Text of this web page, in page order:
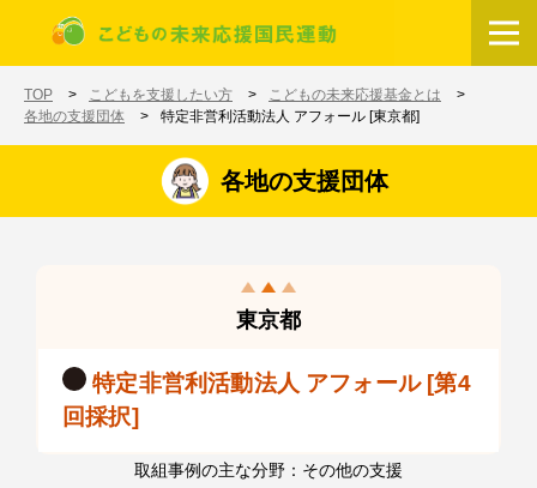
メインコンテンツに移動
TOP こどもを支援したい方
こどもの未来応援基金とは
各地の支援団体
特定非営利活動法人 アフォール [東京都]
各地の支援団体
東京都
特定非営利活動法人 アフォール [第4
回採択]
取組事例の主な分野：その他の支援